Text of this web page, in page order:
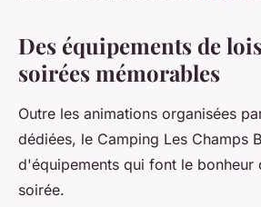
Des équipements de
soirées mémorables
Outre les animations organisées
dédiées, le Camping Les Champs
d'équipements qui font le bonheur
soirée.